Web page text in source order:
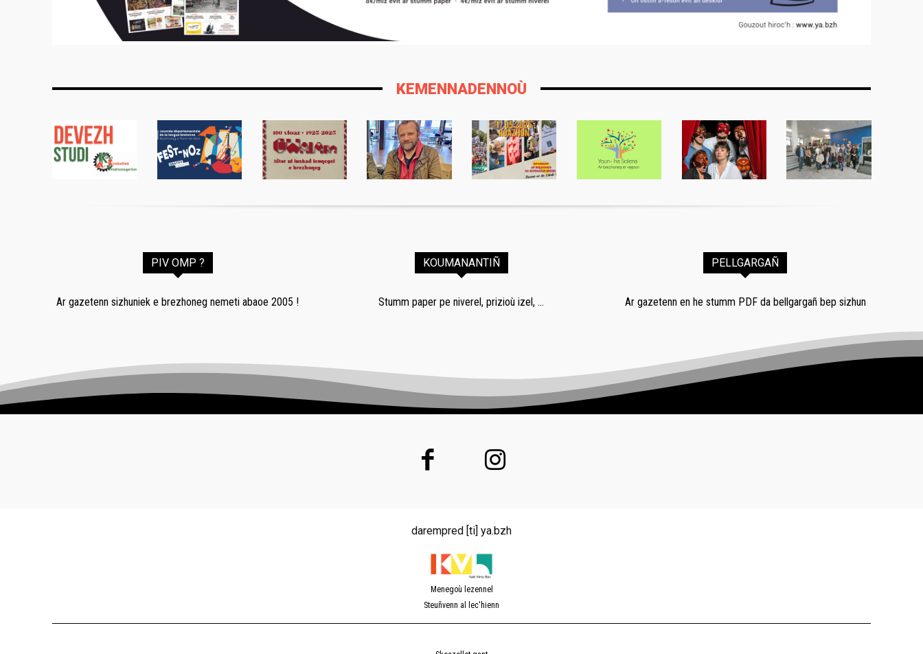
KEMENNADENNOÙ
PIV OMP ?
Ar gazetenn sizhuniek e brezhoneg nemeti abaoe 2005 !
KOUMANANTIÑ
Stumm paper pe niverel, prizioù izel, ...
PELLGARGAÑ
Ar gazetenn en he stumm PDF da bellgargañ bep sizhun
darempred [ti] ya.bzh
Menegoù lezennel
Steuñvenn al lec'hienn